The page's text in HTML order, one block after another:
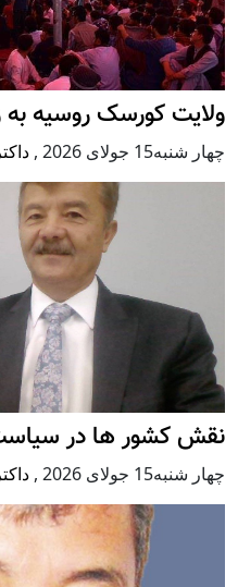
ولایت کورسک روسیه
چهار شنبه15 جولای 2026 ,
نقش کشور ها در
چهار شنبه15 جولای 2026 ,